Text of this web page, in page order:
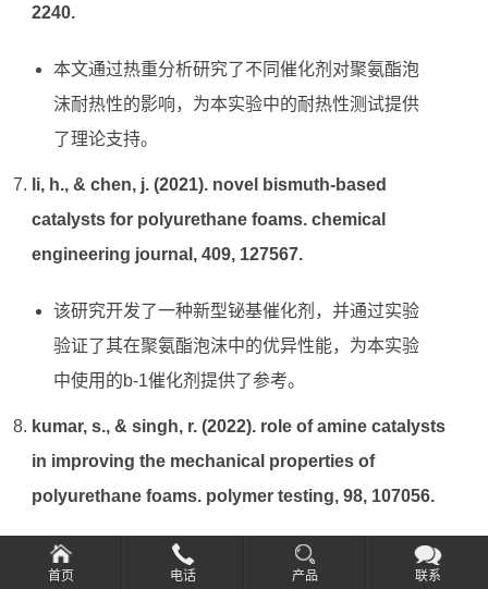
2240.
本文通过热重分析研究了不同催化剂对聚氨酯泡
沫耐热性的影响，为本实验中的耐热性测试提供
了理论支持。
li, h., & chen, j. (2021). novel bismuth-based
catalysts for polyurethane foams. chemical
engineering journal, 409, 127567.
该研究开发了一种新型铋基催化剂，并通过实验
验证了其在聚氨酯泡沫中的优异性能，为本实验
中使用的b-1催化剂提供了参考。
kumar, s., & singh, r. (2022). role of amine catalysts
in improving the mechanical properties of
polyurethane foams. polymer testing, 98, 107056.
本文详细研究了胺类催化剂对聚氨酯泡沫力学性
首页 电话 产品 联系